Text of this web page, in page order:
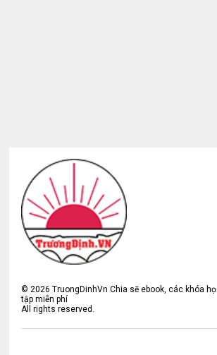
©2026 TruongDinhVn Chia sẽ ebook, các khóa
tập miễn phí
All rights reserved.